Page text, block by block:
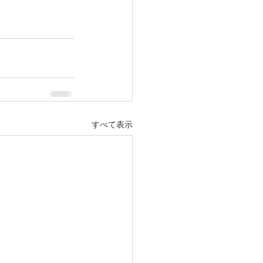
すべて表示